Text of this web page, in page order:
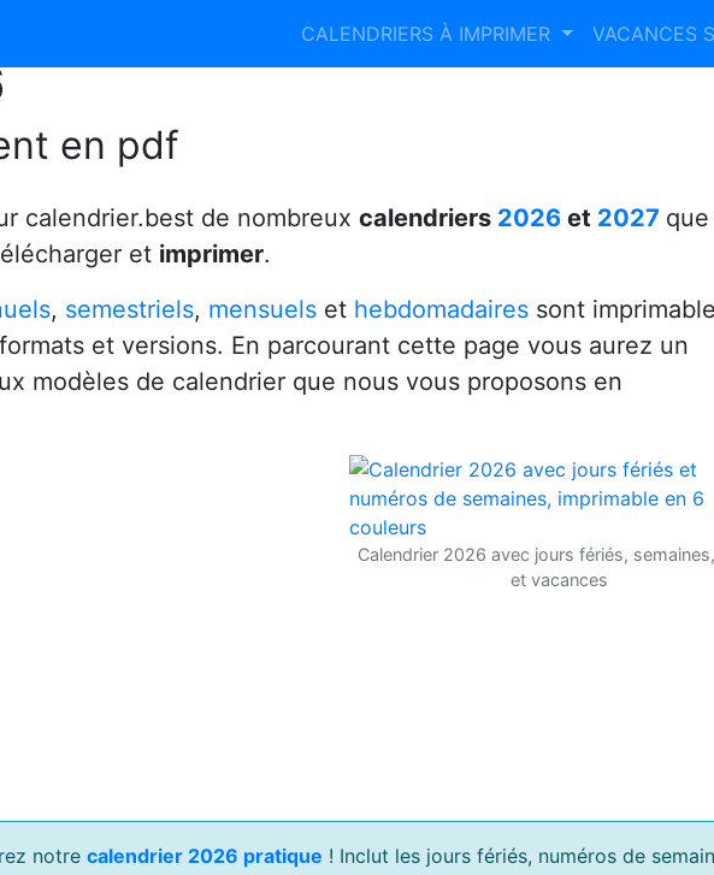
CALENDRIERS À IMPRIMER VACANCES
Calendrier 2027
en pdf
calendrier.best de nombreux calendriers 2026et 2027
et imprimer.
, semestriels, mensuelset hebdomadairessont
et versions. En parcourant cette page vous aurez un
modèles de calendrier que nous vous proposons en
Calendrier 2026 avec jours fériés,
et vacances
notre calendrier 2026 pratique ! Inclut les jours fériés, numéros de